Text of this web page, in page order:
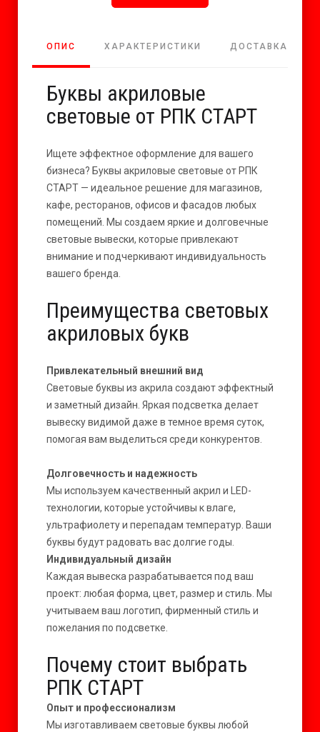
ОПИС ХАРАКТЕРИСТИКИ ДОСТАВКА
Буквы акриловые
световые от РПК СТАРТ
Ищете эффектное оформление для вашего
бизнеса? Буквы акриловые световые от РПК
СТАРТ — идеальное решение для магазинов,
кафе, ресторанов, офисов и фасадов любых
помещений. Мы создаем яркие и долговечные
световые вывески, которые привлекают
внимание и подчеркивают индивидуальность
вашего бренда.
Преимущества световых
акриловых букв
Привлекательный внешний вид
Световые буквы из акрила создают эффектный
и заметный дизайн. Яркая подсветка делает
вывеску видимой даже в темное время суток,
помогая вам выделиться среди конкурентов.
Долговечность и надежность
Мы используем качественный акрил и LED-
технологии, которые устойчивы к влаге,
ультрафиолету и перепадам температур. Ваши
буквы будут радовать вас долгие годы.
Индивидуальный дизайн
Каждая вывеска разрабатывается под ваш
проект: любая форма, цвет, размер и стиль. Мы
учитываем ваш логотип, фирменный стиль и
пожелания по подсветке.
Почему стоит выбрать
РПК СТАРТ
Опыт и профессионализм
Мы изготавливаем световые буквы любой